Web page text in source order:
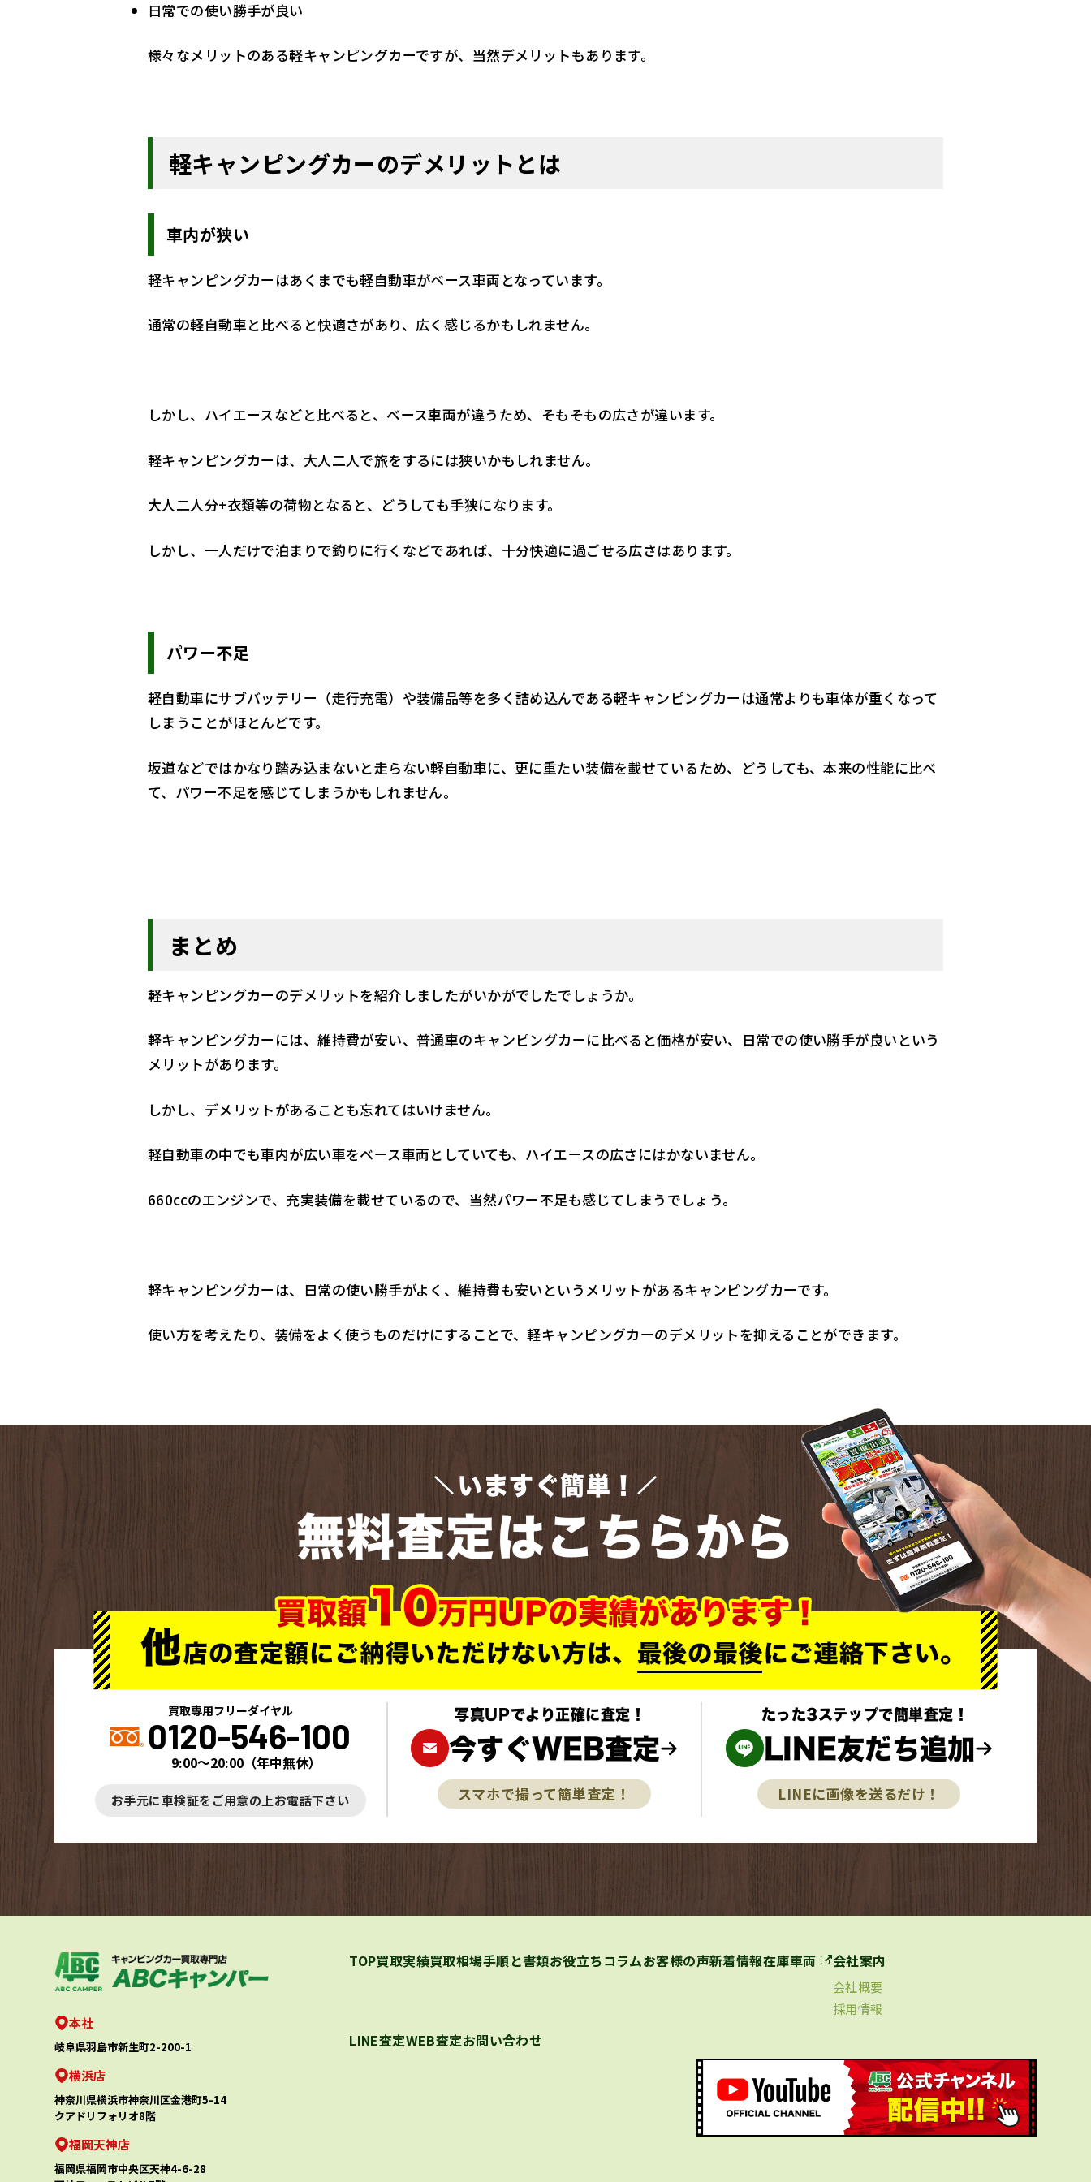
日常での使い勝手が良い
様々なメリットのある軽キャンピングカーですが、当然デメリットもあります。
軽キャンピングカーのデメリットとは
車内が狭い
軽キャンピングカーはあくまでも軽自動車がベース車両となっています。
通常の軽自動車と比べると快適さがあり、広く感じるかもしれません。
しかし、ハイエースなどと比べると、ベース車両が違うため、そもそもの広さが違います。
軽キャンピングカーは、大人二人で旅をするには狭いかもしれません。
大人二人分+衣類等の荷物となると、どうしても手狭になります。
しかし、一人だけで泊まりで釣りに行くなどであれば、十分快適に過ごせる広さはあります。
パワー不足
軽自動車にサブバッテリー（走行充電）や装備品等を多く詰め込んである軽キャンピングカーは通常よりも車体が重くなって
しまうことがほとんどです。
坂道などではかなり踏み込まないと走らない軽自動車に、更に重たい装備を載せているため、どうしても、本来の性能に比べ
て、パワー不足を感じてしまうかもしれません。
まとめ
軽キャンピングカーのデメリットを紹介しましたがいかがでしたでしょうか。
軽キャンピングカーには、維持費が安い、普通車のキャンピングカーに比べると価格が安い、日常での使い勝手が良いという
メリットがあります。
しかし、デメリットがあることも忘れてはいけません。
軽自動車の中でも車内が広い車をベース車両としていても、ハイエースの広さにはかないません。
660ccのエンジンで、充実装備を載せているので、当然パワー不足も感じてしまうでしょう。
軽キャンピングカーは、日常の使い勝手がよく、維持費も安いというメリットがあるキャンピングカーです。
使い方を考えたり、装備をよく使うものだけにすることで、軽キャンピングカーのデメリットを抑えることができます。
いますぐ簡単！
無料査定はこちらから
買取専用フリーダイヤル
0120-546-100
9:00～20:00 （年中無休）
お手元に車検証をご用意の上お電話下さい
写真UPでより正確に査定！
今すぐWEB査定
スマホで撮って簡単査定！
たった3ステップで簡単査定！
LINE友だち追加
LINEに画像を送るだけ！
本社
岐阜県羽島市新生町2-200-1
横浜店
神奈川県横浜市神奈川区金港町5-14
クアドリフォリオ8階
福岡天神店
福岡県福岡市中央区天神4-6-28
TOP買取実績買取相場手順と書類お役立ちコラムお客様の声新着情報在庫車両 会社案内
会社概要
採用情報
LINE査定WEB査定お問い合わせ